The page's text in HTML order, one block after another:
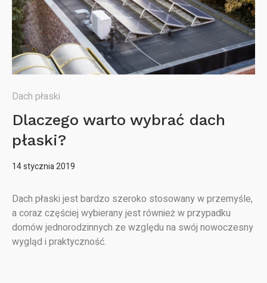
Dach płaski
Dlaczego warto wybrać dach
płaski?
14 stycznia 2019
Dach płaski jest bardzo szeroko stosowany w przemyśle,
a coraz częściej wybierany jest również w przypadku
domów jednorodzinnych ze względu na swój nowoczesny
wygląd i praktyczność.